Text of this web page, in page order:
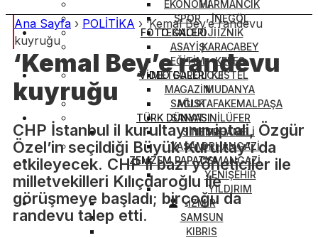
HARMANCIK
İNEGÖL
İZNİK
KARACABEY
KELES
KESTEL
MUDANYA
MUSTAFAKEMALPAŞA
NİLÜFER
ORHANELİ
ORHANGAZİ
OSMANGAZİ
YENİŞEHİR
YILDIRIM
İZMİR
SAMSUN
KIBRIS
EKONOMİ
SPOR
TEKNOLOJİ
ASAYİŞ
EĞİTİM
METEOROLOJİ
MAGAZİN
SAĞLIK
SANAT
SİNEMA
YAŞAM
FOTO GALERİ
VİDEO GALERİ
TÜRK DÜNYASI
ZEMZEM PAPATYA
Ana Sayfa › POLİTİKA › ‘Kemal Bey’e randevu
kuyruğu
‘Kemal Bey’e randevu
kuyruğu
CHP İstanbul il kurultayının iptali, Özgür
Özel’in seçildiği Büyük Kurultay’ı da
etkileyecek. CHP’li bazı yöneticiler ile
milletvekilleri Kılıçdaroğlu ile
görüşmeye başladı; birçoğu da
randevu talep etti.